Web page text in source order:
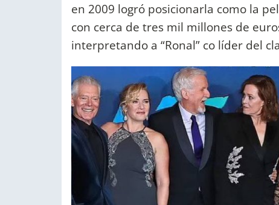
en 2009 logró posicionarla como la
con cerca de tres mil millones de
interpretando a “Ronal” co líder del